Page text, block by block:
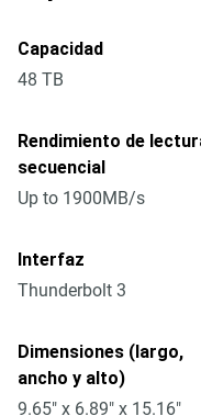
Capacidad
48 TB
Rendimiento de
secuencial
Up to 1900MB/s
Interfaz
Thunderbolt 3
Dimensiones (largo,
ancho y alto)
9.65" x 6.89" x 15.16"